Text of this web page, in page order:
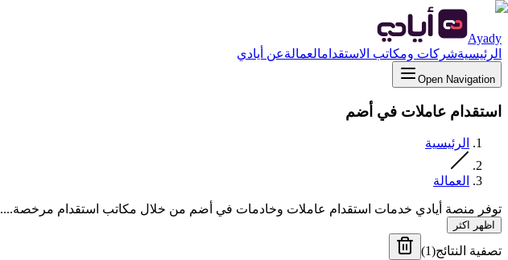
Ayady
الرئيسيةشركات ومكاتب الاستقدامالعمالةعن أيادي
Open Navigation
استقدام عاملات في أضم
الرئيسية
العمالة
توفر منصة أيادي خدمات استقدام عاملات وخادمات في أضم من خلال مكاتب استقدام مرخصة....
اظهر اكثر
تصفية النتائج(
1
)